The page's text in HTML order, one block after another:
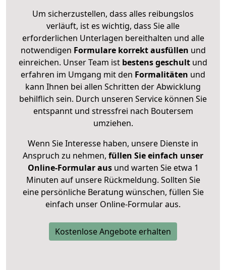
Um sicherzustellen, dass alles reibungslos
verläuft, ist es wichtig, dass Sie alle
erforderlichen Unterlagen bereithalten und alle
notwendigen Formulare korrekt ausfüllen und
einreichen. Unser Team ist bestens geschult und
erfahren im Umgang mit den Formalitäten und
kann Ihnen bei allen Schritten der Abwicklung
behilflich sein. Durch unseren Service können Sie
entspannt und stressfrei nach Boutersem
umziehen.
Wenn Sie Interesse haben, unsere Dienste in
Anspruch zu nehmen, füllen Sie einfach unser
Online-Formular ausund warten Sie etwa 1
Minuten auf unsere Rückmeldung. Sollten Sie
eine persönliche Beratung wünschen, füllen Sie
einfach unser Online-Formular aus.
Kostenlose Angebote erhalten